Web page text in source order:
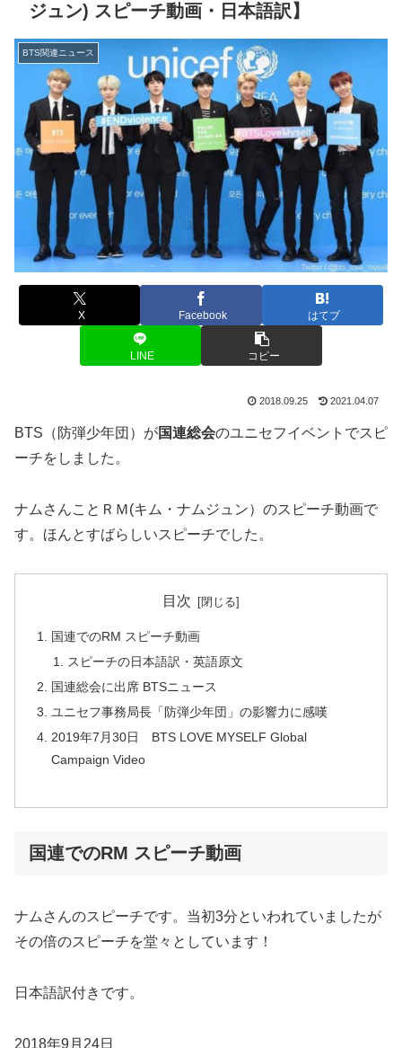
ジュン) スピーチ動画・日本語訳】
BTS関連ニュース
X Facebook はてブ
LINE コピー
2018.09.25 2021.04.07
BTS（防弾少年団）が国連総会のユニセフイベントでスピ
ーチをしました。
ナムさんことＲＭ(キム・ナムジュン）のスピーチ動画で
す。ほんとすばらしいスピーチでした。
目次
国連でのRM スピーチ動画
スピーチの日本語訳・英語原文
国連総会に出席 BTSニュース
ユニセフ事務局長「防弾少年団」の影響力に感嘆
2019年7月30日 BTS LOVE MYSELF Global
Campaign Video
国連でのRM スピーチ動画
ナムさんのスピーチです。当初3分といわれていましたが
その倍のスピーチを堂々としています！
日本語訳付きです。
2018年9月24日